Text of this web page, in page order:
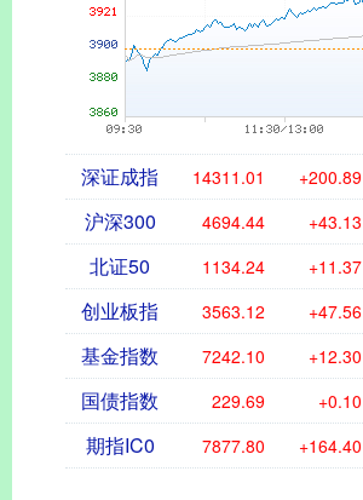
深证成指 14311.01 +200.89
沪深300 4694.44 +43.13
北证50 1134.24 +11.37
创业板指 3563.12 +47.56
基金指数 7242.10 +12.30
国债指数 229.69 +0.10
期指IC0 7877.80 +164.40